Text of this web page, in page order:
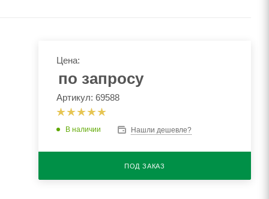
Цена:
по запросу
Артикул: 69588
В наличии Нашли дешевле?
ПОД ЗАКАЗ